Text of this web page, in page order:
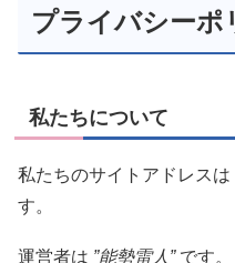
プライバシーポ
私たちについて
私たちのサイトアドレス
す。
運営者は ”能勢雷人” です。